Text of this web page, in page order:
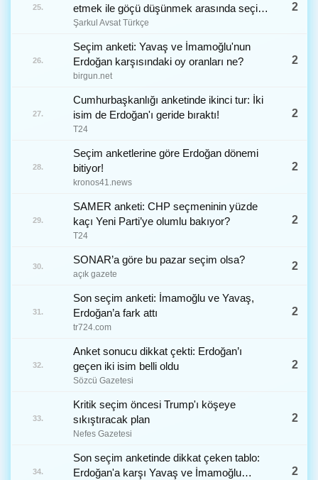
25.
etmek ile göçü düşünmek arasında seçim
yapmaya zorluyor
Şarkul Avsat Türkçe
2
26.
Seçim anketi: Yavaş ve İmamoğlu'nun
Erdoğan karşısındaki oy oranları ne?
birgun.net
2
27.
Cumhurbaşkanlığı anketinde ikinci tur: İki
isim de Erdoğan'ı geride bıraktı!
T24
2
28.
Seçim anketlerine göre Erdoğan dönemi
bitiyor!
kronos41.news
2
29.
SAMER anketi: CHP seçmeninin yüzde
kaçı Yeni Parti’ye olumlu bakıyor?
T24
2
30.
SONAR’a göre bu pazar seçim olsa?
açık gazete
2
31.
Son seçim anketi: İmamoğlu ve Yavaş,
Erdoğan’a fark attı
tr724.com
2
32.
Anket sonucu dikkat çekti: Erdoğan’ı
geçen iki isim belli oldu
Sözcü Gazetesi
2
33.
Kritik seçim öncesi Trump'ı köşeye
sıkıştıracak plan
Nefes Gazetesi
2
34.
Son seçim anketinde dikkat çeken tablo:
Erdoğan'a karşı Yavaş ve İmamoğlu
2